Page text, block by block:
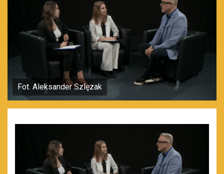
Fot. Aleksander Szlęzak